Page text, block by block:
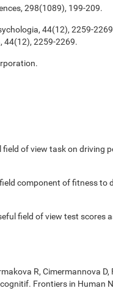
298(1089), 199-209.
44(12), 2259-
44(12), 2259-2269.
field of view task on driving
component of fitness to
field of view test scores
R, Cimermannova D,
Frontiers in Human